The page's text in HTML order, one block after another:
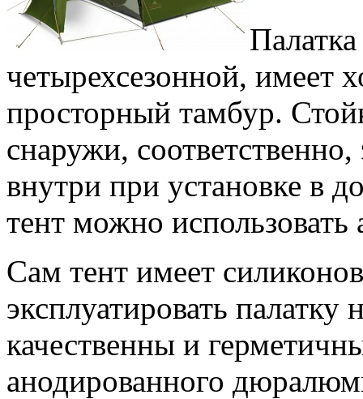
четырехсезонной, имеет
просторный тамбур.
снаружи, соответственно,
внутри при установке в
тент можно
Сам тент имеет
эксплуатировать
качественны и
анодированного